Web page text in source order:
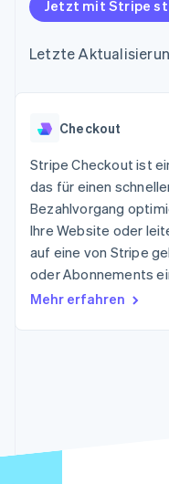
Zugriff auf mehr als
Terminal
Optimierung der
Autorisierungsraten
Link
Beschleunigter
Bezahlvorgang
Financial
Connections
Verbundene
Finanzdaten
Mehr
SaaS
KI-
Jetzt mit Stripe
Letzte
Checkout
Stripe Checkout ist
das für einen
Bezahlvorgang
Ihre Website oder
auf eine von Stripe
oder Abonnements
Mehr erfahren